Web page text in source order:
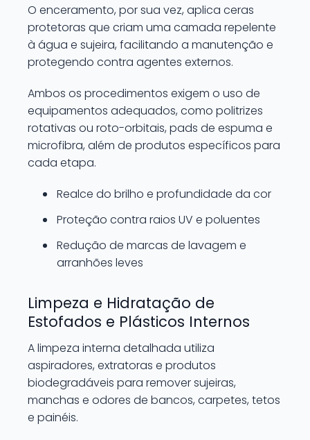
O enceramento, por sua vez, aplica ceras
protetoras que criam uma camada repelente
à água e sujeira, facilitando a manutenção e
protegendo contra agentes externos.
Ambos os procedimentos exigem o uso de
equipamentos adequados, como politrizes
rotativas ou roto-orbitais, pads de espuma e
microfibra, além de produtos específicos para
cada etapa.
Realce do brilho e profundidade da cor
Proteção contra raios UV e poluentes
Redução de marcas de lavagem e
arranhões leves
Limpeza e Hidratação de
Estofados e Plásticos Internos
A limpeza interna detalhada utiliza
aspiradores, extratoras e produtos
biodegradáveis para remover sujeiras,
manchas e odores de bancos, carpetes, tetos
e painéis.